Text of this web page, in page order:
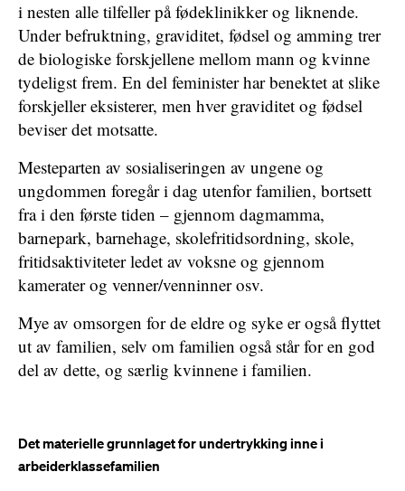
i nesten alle tilfeller på fødeklinikker og liknende.
Under befruktning, graviditet, fødsel og amming trer
de biologiske forskjellene mellom mann og kvinne
tydeligst frem. En del feminister har benektet at slike
forskjeller eksisterer, men hver graviditet og fødsel
beviser det motsatte.
Mesteparten av sosialiseringen av ungene og
ungdommen foregår i dag utenfor familien, bortsett
fra i den første tiden – gjennom dagmamma,
barnepark, barnehage, skolefritidsordning, skole,
fritidsaktiviteter ledet av voksne og gjennom
kamerater og venner/venninner osv.
Mye av omsorgen for de eldre og syke er også flyttet
ut av familien, selv om familien også står for en god
del av dette, og særlig kvinnene i familien.
Det materielle grunnlaget for undertrykking inne i
arbeiderklassefamilien